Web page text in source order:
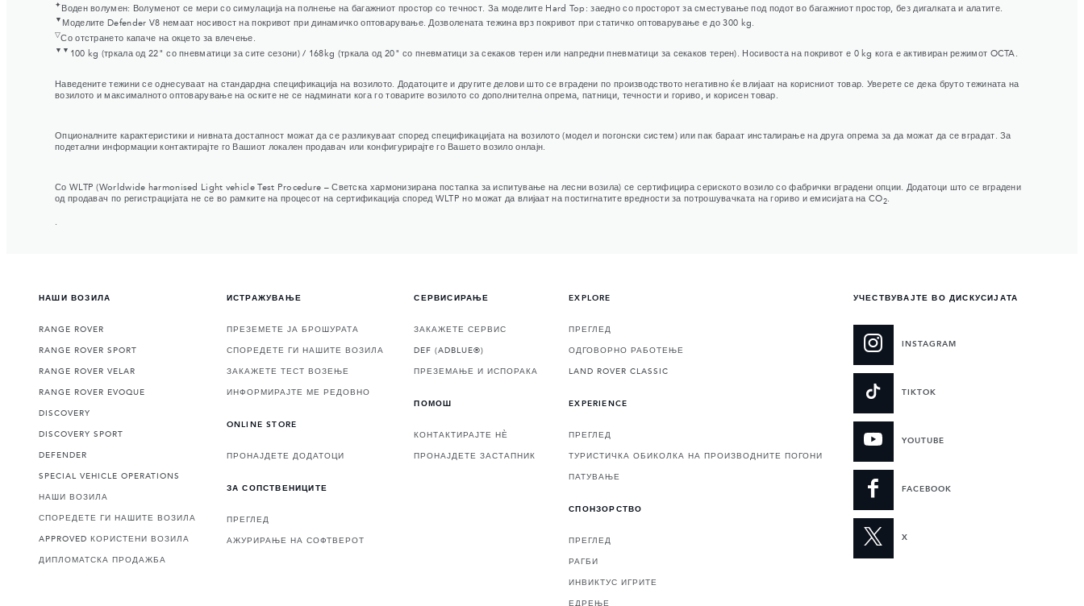
✦ Воден волумен: Волуменот се мери со симулација на полнење на багажниот простор со течност. За моделите Hard Top: заедно со просторот за сместување под подот во багажниот простор, без дигалката и алатите.
▼ Моделите Defender V8 немаат носивост на покривот при динамичко оптоварување. Дозволената тежина врз покривот при статичко оптоварување е до 300 kg.
▽Со отстрането капаче на окцето за влечење.
▼▼ 100 kg (тркала од 22" со пневматици за сите сезони) / 168kg (тркала од 20" со пневматици за секаков терен или напредни пневматици за секаков терен). Носивоста на покривот е 0 kg кога е активиран режимот OCTA.
Наведените тежини се однесуваат на стандардна спецификација на возилото. Додатоците и другите делови што се вградени по производството негативно ќе влијаат на корисниот товар. Уверете се дека бруто тежината на
возилото и максималното оптоварување на оските не се надминати кога го товарите возилото со дополнителна опрема, патници, течности и гориво, и корисен товар.
Опционалните карактеристики и нивната достапност можат да се разликуваат според спецификацијата на возилото (модел и погонски систем) или пак бараат инсталирање на друга опрема за да можат да се вградат. За
подетални информации контактирајте го Вашиот локален продавач или конфигурирајте го Вашето возило онлајн.
Со WLTP (Worldwide harmonised Light vehicle Test Procedure – Светска хармонизирана постапка за испитување на лесни возила) се сертифицира сериското возило со фабрички вградени опции. Додатоци што се вградени
од продавач по регистрацијата не се во рамките на процесот на сертификација според WLTP но можат да влијаат на постигнатите вредности за потрошувачката на гориво и емисијата на CO2.
.
НАШИ ВОЗИЛА
RANGE ROVER
RANGE ROVER SPORT
RANGE ROVER VELAR
RANGE ROVER EVOQUE
DISCOVERY
DISCOVERY SPORT
DEFENDER
SPECIAL VEHICLE OPERATIONS
НАШИ ВОЗИЛА
СПОРЕДЕТЕ ГИ НАШИТЕ ВОЗИЛА
APPROVED КОРИСТЕНИ ВОЗИЛА
ДИПЛОМАТСКА ПРОДАЖБА
ИСТРАЖУВАЊЕ
ПРЕЗЕМЕТЕ ЈА БРОШУРАТА
СПОРЕДЕТЕ ГИ НАШИТЕ ВОЗИЛА
ЗАКАЖЕТЕ ТЕСТ ВОЗЕЊЕ
ИНФОРМИРАЈТЕ МЕ РЕДОВНО
ONLINE STORE
ПРОНАЈДЕТЕ ДОДАТОЦИ
ЗА СОПСТВЕНИЦИТЕ
ПРЕГЛЕД
АЖУРИРАЊЕ НА СОФТВЕРОТ
СЕРВИСИРАЊЕ
ЗАКАЖЕТЕ СЕРВИС
DEF (ADBLUE®)
ПРЕЗЕМАЊЕ И ИСПОРАКА
ПОМОШ
КОНТАКТИРАЈТЕ НЀ
ПРОНАЈДЕТЕ ЗАСТАПНИК
EXPLORE
ПРЕГЛЕД
ОДГОВОРНО РАБОТЕЊЕ
LAND ROVER CLASSIC
EXPERIENCE
ПРЕГЛЕД
ТУРИСТИЧКА ОБИКОЛКА НА ПРОИЗВОДНИТЕ ПОГОНИ
ПАТУВАЊЕ
СПОНЗОРСТВО
ПРЕГЛЕД
РАГБИ
ИНВИКТУС ИГРИТЕ
ЕДРЕЊЕ
УЧЕСТВУВАЈТЕ ВО ДИСКУСИЈАТА
INSTAGRAM
TIKTOK
YOUTUBE
FACEBOOK
X